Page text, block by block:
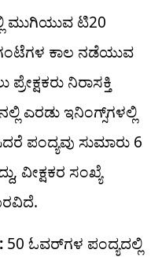
ಮುಗಿಯುವ ಟಿ20
ಕಾಲ ನಡೆಯುವ
ನಿರಾಸಕ್ತಿ
ಎರಡು ಇನಿಂಗ್ಸ್​ಗಳಲ್ಲಿ
ಪಂದ್ಯವು ಸುಮಾರು 6
ವೀಕ್ಷಕರ ಸಂಖ್ಯೆ
50 ಓವರ್‌ಗಳ ಪಂದ್ಯದಲ್ಲಿ